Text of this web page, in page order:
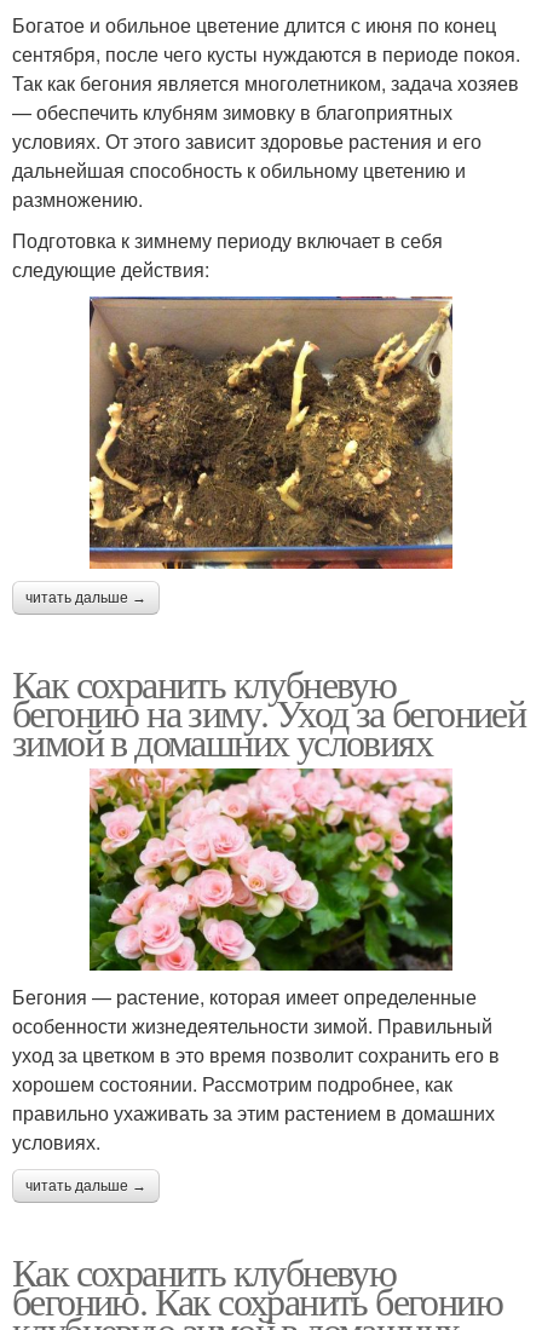
Богатое и обильное цветение длится с июня по конец
сентября, после чего кусты нуждаются в периоде покоя.
Так как бегония является многолетником, задача хозяев
— обеспечить клубням зимовку в благоприятных
условиях. От этого зависит здоровье растения и его
дальнейшая способность к обильному цветению и
размножению.
Подготовка к зимнему периоду включает в себя
следующие действия:
читать дальше →
Как сохранить клубневую
бегонию на зиму. Уход за бегонией
зимой в домашних условиях
Бегония — растение, которая имеет определенные
особенности жизнедеятельности зимой. Правильный
уход за цветком в это время позволит сохранить его в
хорошем состоянии. Рассмотрим подробнее, как
правильно ухаживать за этим растением в домашних
условиях.
читать дальше →
Как сохранить клубневую
бегонию. Как сохранить бегонию